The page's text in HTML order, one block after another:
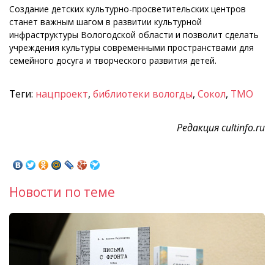
Создание детских культурно-просветительских центров
станет важным шагом в развитии культурной
инфраструктуры Вологодской области и позволит сделать
учреждения культуры современными пространствами для
семейного досуга и творческого развития детей.
Теги: нацпроект, библиотеки вологды, Сокол, ТМО
Редакция cultinfo.ru
Новости по теме